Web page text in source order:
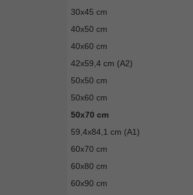
30x45 cm
40x50 cm
40x60 cm
42x59,4 cm (A2)
50x50 cm
50x60 cm
50x70 cm
59,4x84,1 cm (A1)
60x70 cm
60x80 cm
60x90 cm